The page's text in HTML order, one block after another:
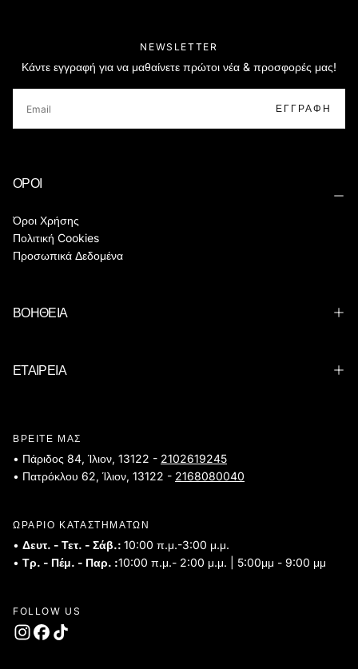
NEWSLETTER
Κάντε εγγραφή για να μαθαίνετε πρώτοι νέα & προσφορές μας!
ΕΓΓΡΑΦΉ
ΟΡΟΙ
Όροι Χρήσης
Πολιτική Cookies
Προσωπικά Δεδομένα
ΒΟΗΘΕΙΑ
ΕΤΑΙΡΕΙΑ
ΒΡΕΙΤΕ ΜΑΣ
• Πάριδος 84, Ίλιον, 13122 - 2102619245
• Πατρόκλου 62, Ίλιον, 13122 - 2168080040
ΩΡΑΡΙΟ ΚΑΤΑΣΤΗΜΑΤΩΝ
• Δευτ. - Τετ. - Σάβ.: 10:00 π.μ.-3:00 μ.μ.
• Τρ. - Πέμ. - Παρ. :10:00 π.μ.- 2:00 μ.μ. | 5:00μμ - 9:00 μμ
FOLLOW US